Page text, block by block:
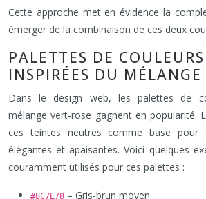
Cette approche met en évidence la
émerger de la combinaison de ces deux
PALETTES DE
INSPIRÉES DU MÉLANGE
Dans le design web, les palettes de
mélange vert-rose gagnent en popularité.
ces teintes neutres comme base pour
élégantes et apaisantes. Voici quelques
couramment utilisés pour ces palettes :
#8C7E78 – Gris-brun moyen